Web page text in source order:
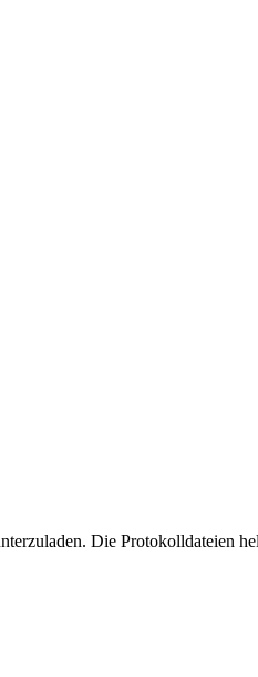
Die Protokolldateien